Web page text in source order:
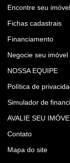
Encontre seu
Fichas cadastrais
Financiamento
Negocie seu imóvel
NOSSA EQUIPE
Política de
Simulador de
AVALIE SEU
Contato
Mapa do site